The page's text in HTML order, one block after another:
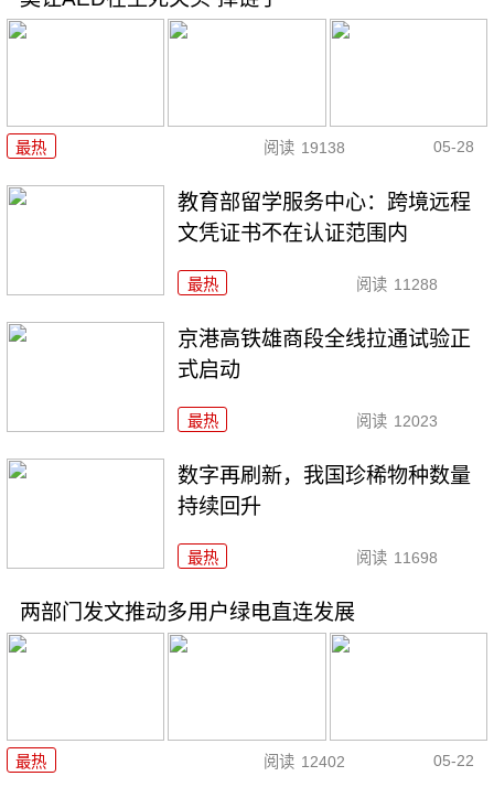
最热 阅读 19138 05-28
教育部留学服务中心：跨境远程
文凭证书不在认证范围内
最热 阅读 11288
京港高铁雄商段全线拉通试验正
式启动
最热 阅读 12023
数字再刷新，我国珍稀物种数量
持续回升
最热 阅读 11698
两部门发文推动多用户绿电直连发展
最热 阅读 12402 05-22